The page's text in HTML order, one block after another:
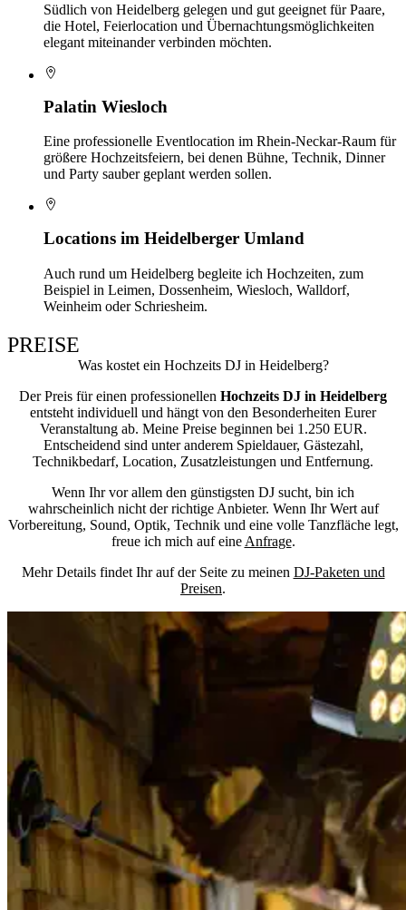
Südlich von Heidelberg gelegen und gut geeignet für Paare,
die Hotel, Feierlocation und Übernachtungsmöglichkeiten
elegant miteinander verbinden möchten.
Palatin Wiesloch
Eine professionelle Eventlocation im Rhein-Neckar-Raum für
größere Hochzeitsfeiern, bei denen Bühne, Technik, Dinner
und Party sauber geplant werden sollen.
Locations im Heidelberger Umland
Auch rund um Heidelberg begleite ich Hochzeiten, zum
Beispiel in Leimen, Dossenheim, Wiesloch, Walldorf,
Weinheim oder Schriesheim.
PREISE
Was kostet ein Hochzeits DJ in Heidelberg?
Der Preis für einen professionellen Hochzeits DJ in Heidelberg
entsteht individuell und hängt von den Besonderheiten Eurer
Veranstaltung ab. Meine Preise beginnen bei 1.250 EUR.
Entscheidend sind unter anderem Spieldauer, Gästezahl,
Technikbedarf, Location, Zusatzleistungen und Entfernung.
Wenn Ihr vor allem den günstigsten DJ sucht, bin ich
wahrscheinlich nicht der richtige Anbieter. Wenn Ihr Wert auf
Vorbereitung, Sound, Optik, Technik und eine volle Tanzfläche legt,
freue ich mich auf eine Anfrage.
Mehr Details findet Ihr auf der Seite zu meinen DJ-Paketen und
Preisen.